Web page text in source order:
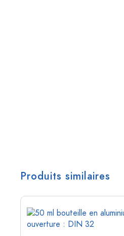
Produits similaires